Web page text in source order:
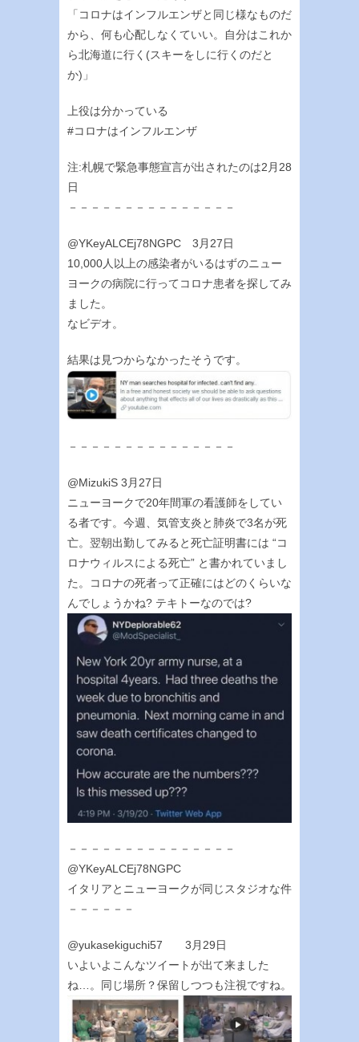
「コロナはインフルエンザと同じ様なものだ
から、何も心配しなくていい。自分はこれか
ら北海道に行く(スキーをしに行くのだと
か)」
上役は分かっている
#コロナはインフルエンザ
注:札幌で緊急事態宣言が出されたのは2月28
日
－－－－－－－－－－－－－－－
@YKeyALCEj78NGPC 3月27日
10,000人以上の感染者がいるはずのニュー
ヨークの病院に行ってコロナ患者を探してみ
ました。
なビデオ。
結果は見つからなかったそうです。
－－－－－－－－－－－－－－－
@MizukiS 3月27日
ニューヨークで20年間軍の看護師をしてい
る者です。今週、気管支炎と肺炎で3名が死
亡。翌朝出勤してみると死亡証明書には “コ
ロナウィルスによる死亡” と書かれていまし
た。コロナの死者って正確にはどのくらいな
んでしょうかね? テキトーなのでは?
－－－－－－－－－－－－－－－
@YKeyALCEj78NGPC
イタリアとニューヨークが同じスタジオな件
－－－－－－
@yukasekiguchi57 3月29日
いよいよこんなツイートが出て来ました
ね…。同じ場所？保留しつつも注視ですね。